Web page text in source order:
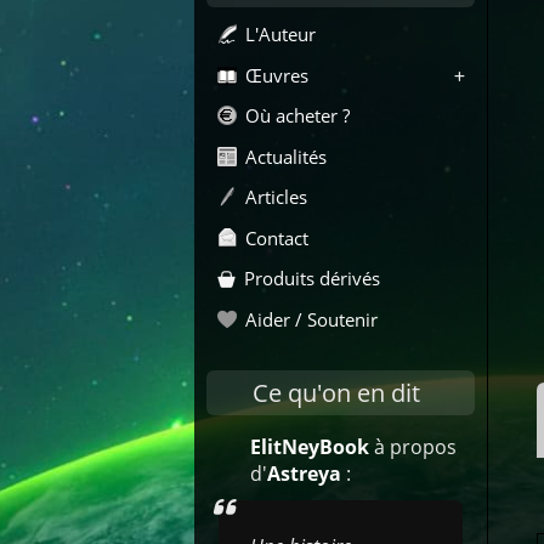
L'Auteur
Œuvres
Où acheter ?
Actualités
Articles
Contact
Produits dérivés
Aider / Soutenir
Ce qu'on en dit
ElitNeyBookà propos
d'Astreya :